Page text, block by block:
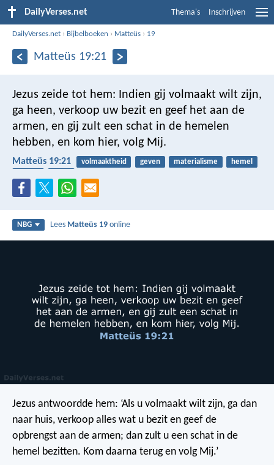
DailyVerses.net Thema's Inschrijven
DailyVerses.net › Bijbelboeken › Matteüs › 19
Matteüs 19:21
Jezus zeide tot hem: Indien gij volmaakt wilt zijn,
ga heen, verkoop uw bezit en geef het aan de
armen, en gij zult een schat in de hemelen
hebben, en kom hier, volg Mij.
Matteüs 19:21 volmaaktheid geven materialisme
hemel
NBG Lees Matteüs 19 online
Jezus antwoordde hem: ‘Als u volmaakt wilt zijn, ga dan
naar huis, verkoop alles wat u bezit en geef de
opbrengst aan de armen; dan zult u een schat in de
hemel bezitten. Kom daarna terug en volg Mij.’